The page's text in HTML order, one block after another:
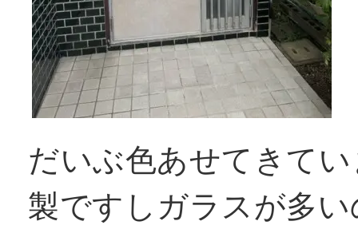
だいぶ色あせてきて
製ですしガラスが多